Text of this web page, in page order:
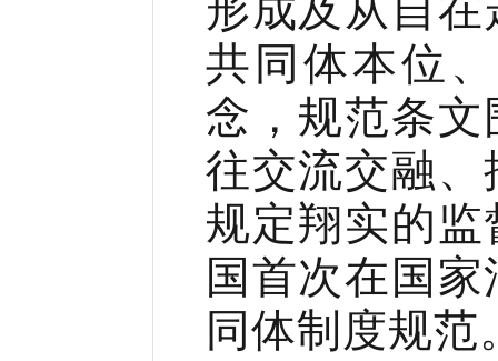
共同体本位
念，规范条
往交流交融
规定翔实的
国首次在国
同体制度规范